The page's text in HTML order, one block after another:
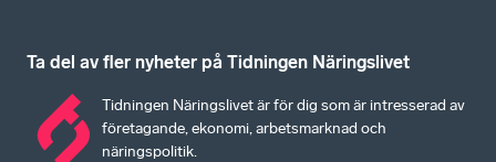
Ta del av fler nyheter på Tidningen Näringslivet
Tidningen Näringslivet är för dig som är intresserad av
företagande, ekonomi, arbetsmarknad och
näringspolitik.